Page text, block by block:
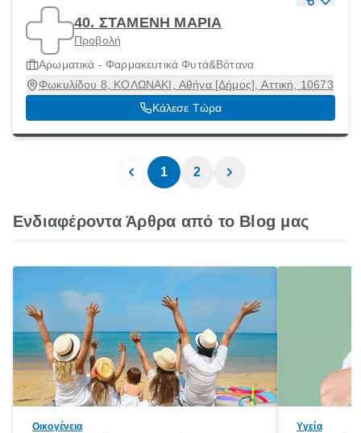
40. ΣΤΑΜΕΝΗ ΜΑΡΙΑ
Προβολή
Αρωματικά - Φαρμακευτικά Φυτά&Βότανα
Φωκυλίδου 8, ΚΟΛΩΝΑΚΙ, Αθήνα [Δήμος], Αττική, 10673
Κάλεσε Τώρα
1 2
Ενδιαφέροντα Άρθρα από το Blog μας
Οικογένεια Υγεία